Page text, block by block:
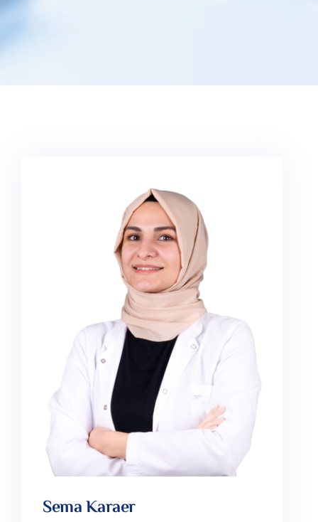
Sema Karaer